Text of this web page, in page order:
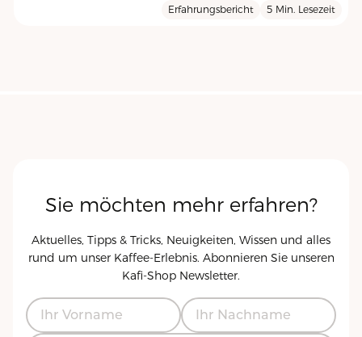
Erfahrungsbericht 5 Min. Lesezeit
Sie möchten mehr erfahren?
Aktuelles, Tipps & Tricks, Neuigkeiten, Wissen und alles
rund um unser Kaffee-Erlebnis. Abonnieren Sie unseren
Kafi-Shop Newsletter.